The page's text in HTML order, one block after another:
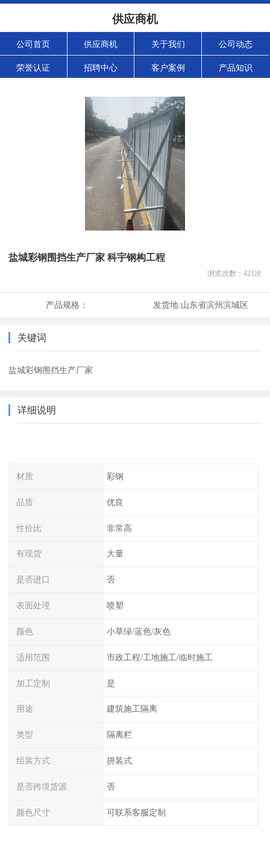
供应商机
公司首页 供应商机 关于我们 公司动态
荣誉认证 招聘中心 客户案例 产品知识
盐城彩钢围挡生产厂家 科宇钢构工程
浏览次数： 421次
产品规格： 发货地:山东省滨州滨城区
关键词
盐城彩钢围挡生产厂家
详细说明
材质 彩钢
品质 优良
性价比 非常高
有现货 大量
是否进口 否
表面处理 喷塑
颜色 小草绿/蓝色/灰色
适用范围 市政工程/工地施工/临时施工
加工定制 是
用途 建筑施工隔离
类型 隔离栏
组装方式 拼装式
是否跨境货源 否
颜色尺寸 可联系客服定制